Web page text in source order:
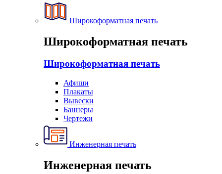
Широкоформатная печать
Широкоформатная печать
Широкоформатная печать
Афиши
Плакаты
Вывески
Баннеры
Чертежи
Инженерная печать
Инженерная печать